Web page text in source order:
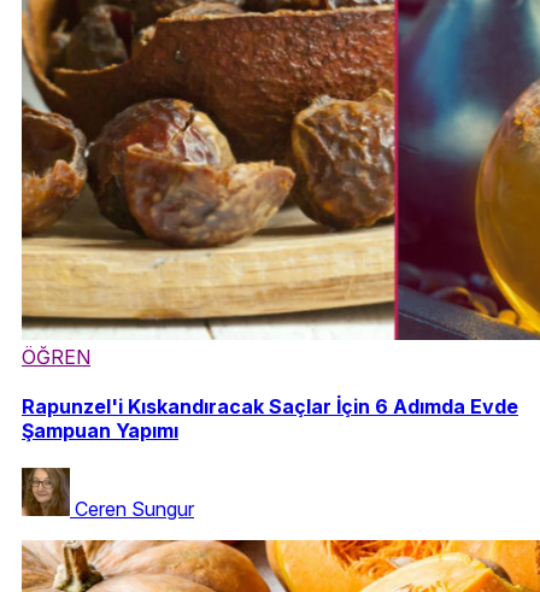
ÖĞREN
Rapunzel'i Kıskandıracak Saçlar İçin 6 Adımda Evde
Şampuan Yapımı
Ceren Sungur